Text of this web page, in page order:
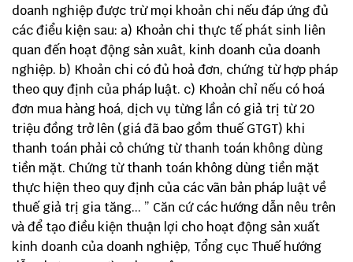
doanh nghiệp được trừ mọi khoản chi nếu đáp ứng đủ
các điểu kiện sau: a) Khoản chi thực tế phát sinh liên
quan đến hoạt động sản xuât, kinh doanh của doanh
nghiệp. b) Khoản chi có đủ hoả đơn, chứng từ hợp pháp
theo quy định của pháp luật. c) Khoản chỉ nếu có hoá
đơn mua hàng hoá, dịch vụ từng lần có giả trị từ 20
triệu đồng trở lên (giá đã bao gồm thuế GTGT) khi
thanh toán phải cỏ chứng từ thanh toán không dùng
tiền mặt. Chứng từ thanh toán không dùng tiền mặt
thực hiện theo quy định của các vãn bản pháp luật về
thuế giả trị gia tăng... ” Căn cứ các hướng dẫn nêu trên
và để tạo điều kiện thuận lợi cho hoạt động sản xuất
kinh doanh của doanh nghiệp, Tổng cục Thuế hướng